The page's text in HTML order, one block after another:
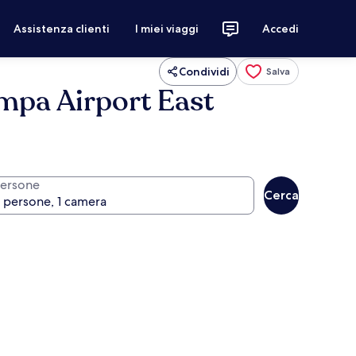
Assistenza clienti I miei viaggi Accedi
Condividi Salva
Airport East
Cerca